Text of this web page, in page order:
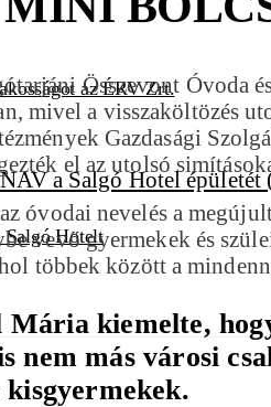
az ÉRV Zrt.
Salgó Hotelt
Összevont Óvoda
mivel a visszaköltözés
Gazdasági
el az utolsó
óvodai nevelés a
vevő gyermekek és
többek között a
Mária kiemelte,
nem más városi